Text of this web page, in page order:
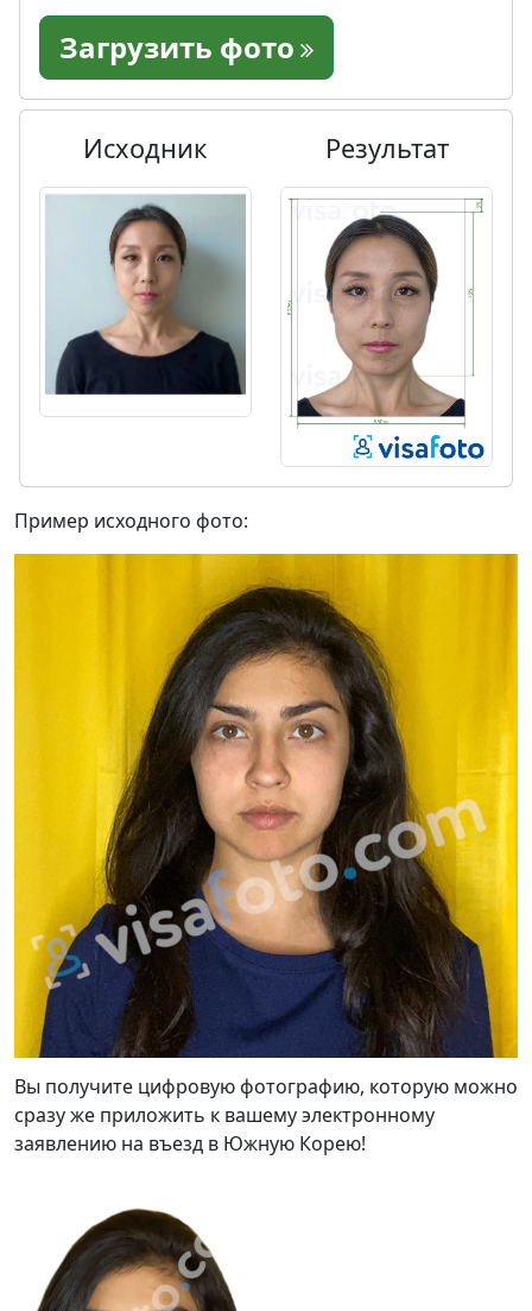
Загрузить фото
Исходник Результат
Пример исходного фото:
Вы получите цифровую фотографию, которую можно
сразу же приложить к вашему электронному
заявлению на въезд в Южную Корею!